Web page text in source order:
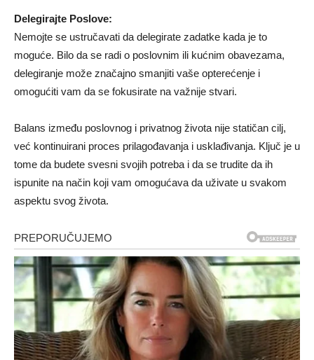
Delegirajte Poslove:
Nemojte se ustručavati da delegirate zadatke kada je to
moguće. Bilo da se radi o poslovnim ili kućnim obavezama,
delegiranje može značajno smanjiti vaše opterećenje i
omogućiti vam da se fokusirate na važnije stvari.
Balans između poslovnog i privatnog života nije statičan cilj,
već kontinuirani proces prilagođavanja i usklađivanja. Ključ je u
tome da budete svesni svojih potreba i da se trudite da ih
ispunite na način koji vam omogućava da uživate u svakom
aspektu svog života.